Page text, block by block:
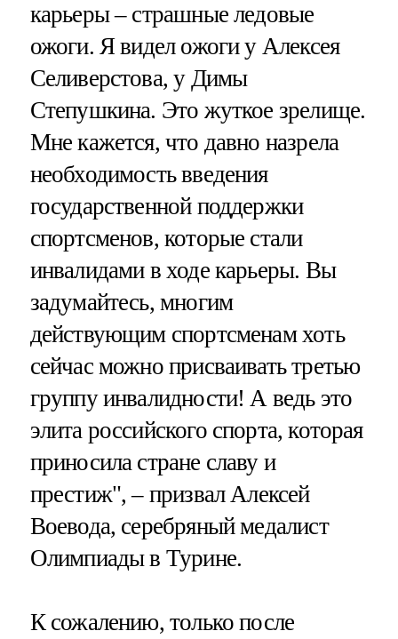
карьеры – страшные ледовые
ожоги. Я видел ожоги у Алексея
Селиверстова, у Димы
Степушкина. Это жуткое зрелище.
Мне кажется, что давно назрела
необходимость введения
государственной поддержки
спортсменов, которые стали
инвалидами в ходе карьеры. Вы
задумайтесь, многим
действующим спортсменам хоть
сейчас можно присваивать третью
группу инвалидности! А ведь это
элита российского спорта, которая
приносила стране славу и
престиж", – призвал Алексей
Воевода, серебряный медалист
Олимпиады в Турине.
К сожалению, только после